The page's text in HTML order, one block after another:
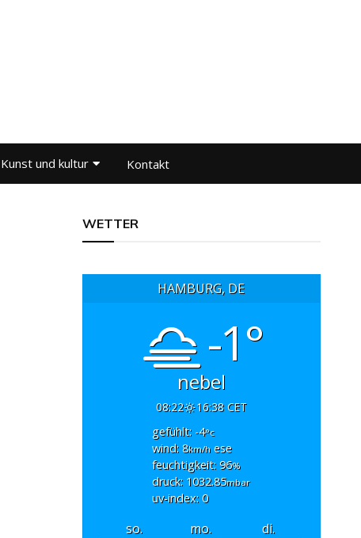
Kunst und kultur Kontakt
WETTER
HAMBURG, DE
-1°
nebel
08:22
16:38 CET
gefühlt: -4°c
wind: 8km/h ese
feuchtigkeit: 96%
druck: 1032.85mbar
uv-index: 0
so. mo.
di.